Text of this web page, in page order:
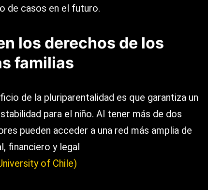
de casos en el futuro.
los derechos de los
familias
de la pluriparentalidad es que garantiza un
para el niño. Al tener más de dos
pueden acceder a una red más amplia de
financiero y legal​
of Chile)